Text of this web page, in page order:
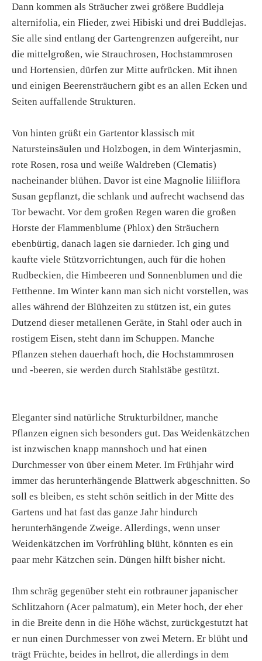
Dann kommen als Sträucher zwei größere Buddleja
alternifolia, ein Flieder, zwei Hibiski und drei Buddlejas.
Sie alle sind entlang der Gartengrenzen aufgereiht, nur
die mittelgroßen, wie Strauchrosen, Hochstammrosen
und Hortensien, dürfen zur Mitte aufrücken. Mit ihnen
und einigen Beerensträuchern gibt es an allen Ecken und
Seiten auffallende Strukturen.
Von hinten grüßt ein Gartentor klassisch mit
Natursteinsäulen und Holzbogen, in dem Winterjasmin,
rote Rosen, rosa und weiße Waldreben (Clematis)
nacheinander blühen. Davor ist eine Magnolie liliiflora
Susan gepflanzt, die schlank und aufrecht wachsend das
Tor bewacht. Vor dem großen Regen waren die großen
Horste der Flammenblume (Phlox) den Sträuchern
ebenbürtig, danach lagen sie darnieder. Ich ging und
kaufte viele Stützvorrichtungen, auch für die hohen
Rudbeckien, die Himbeeren und Sonnenblumen und die
Fetthenne. Im Winter kann man sich nicht vorstellen, was
alles während der Blühzeiten zu stützen ist, ein gutes
Dutzend dieser metallenen Geräte, in Stahl oder auch in
rostigem Eisen, steht dann im Schuppen. Manche
Pflanzen stehen dauerhaft hoch, die Hochstammrosen
und -beeren, sie werden durch Stahlstäbe gestützt.
Eleganter sind natürliche Strukturbildner, manche
Pflanzen eignen sich besonders gut. Das Weidenkätzchen
ist inzwischen knapp mannshoch und hat einen
Durchmesser von über einem Meter. Im Frühjahr wird
immer das herunterhängende Blattwerk abgeschnitten. So
soll es bleiben, es steht schön seitlich in der Mitte des
Gartens und hat fast das ganze Jahr hindurch
herunterhängende Zweige. Allerdings, wenn unser
Weidenkätzchen im Vorfrühling blüht, könnten es ein
paar mehr Kätzchen sein. Düngen hilft bisher nicht.
Ihm schräg gegenüber steht ein rotbrauner japanischer
Schlitzahorn (Acer palmatum), ein Meter hoch, der eher
in die Breite denn in die Höhe wächst, zurückgestutzt hat
er nun einen Durchmesser von zwei Metern. Er blüht und
trägt Früchte, beides in hellrot, die allerdings in dem